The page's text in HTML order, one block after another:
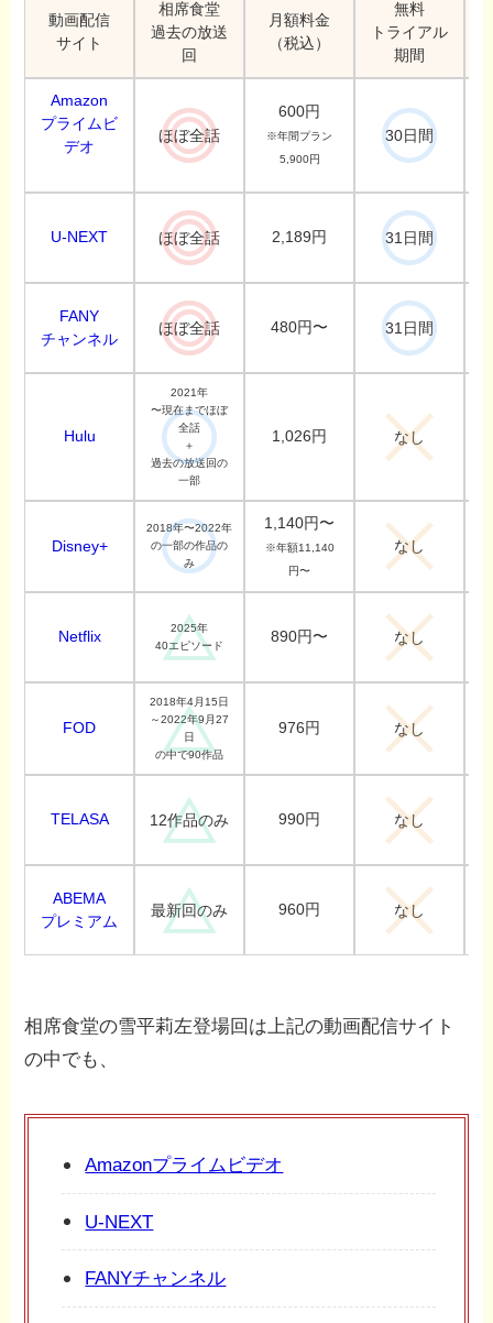
動画配信
サイト
相席食堂
過去の放送
回
月額料金
（税込）
無料
トライアル
期間
Amazon
プライムビ
デオ
ほぼ全話
600円
※年間プラン
5,900円
30日間
U-NEXT ほぼ全話 2,189円 31日間
FANY
チャンネル
ほぼ全話 480円〜 31日間
Hulu
2021年
〜現在までほぼ
全話
＋
過去の放送回の
一部
1,026円 なし
Disney+
2018年〜2022年
の一部の作品の
み
1,140円〜
※年額11,140
円〜
なし
Netflix
2025年
40エピソード
890円〜 なし
FOD
2018年4月15日
～2022年9月27
日
の中で90作品
976円 なし
TELASA 12作品のみ 990円 なし
ABEMA
プレミアム
最新回のみ 960円 なし
相席食堂の雪平莉左登場回は上記の動画配信サイト
の中でも、
Amazonプライムビデオ
U-NEXT
FANYチャンネル